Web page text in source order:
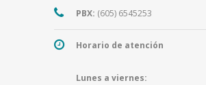
PBX: (605) 6545253
Horario de atención
Lunes a viernes: